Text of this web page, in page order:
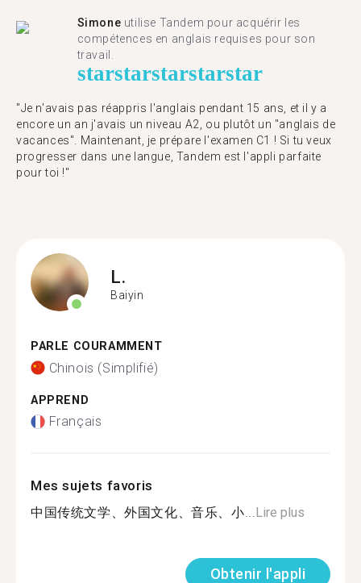
Simone utilise Tandem pour acquérir les
compétences en anglais requises pour son
travail.
starstarstarstarstar
"Je n'avais pas réappris l'anglais pendant 15 ans, et il y a
encore un an j'avais un niveau A2, ou plutôt un "anglais de
vacances". Maintenant, je prépare l'examen C1 ! Si tu veux
progresser dans une langue, Tandem est l'appli parfaite
pour toi !"
L.
Baiyin
PARLE COURAMMENT
Chinois (Simplifié)
APPREND
Français
Mes sujets favoris
中国传统文学、外国文化、音乐、小...Lire plus
Obtenir l'appli